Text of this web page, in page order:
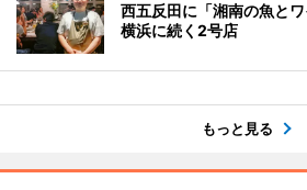
西五反田に「湘南の魚と
横浜に続く2号店
もっと見る